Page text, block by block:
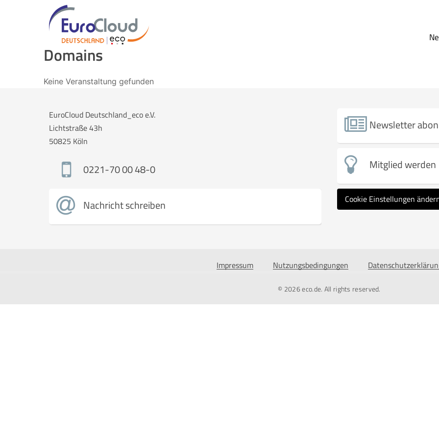
Domains
Keine Veranstaltung gefunden
EuroCloud Deutschland_eco e.V.
Lichtstraße 43h
50825 Köln
0221-70 00 48-0
Nachricht schreiben
Newsletter
Mitglied werden
Cookie Einstellungen
Impressum Nutzungsbedingungen
© 2026eco.de. All rights reserved.